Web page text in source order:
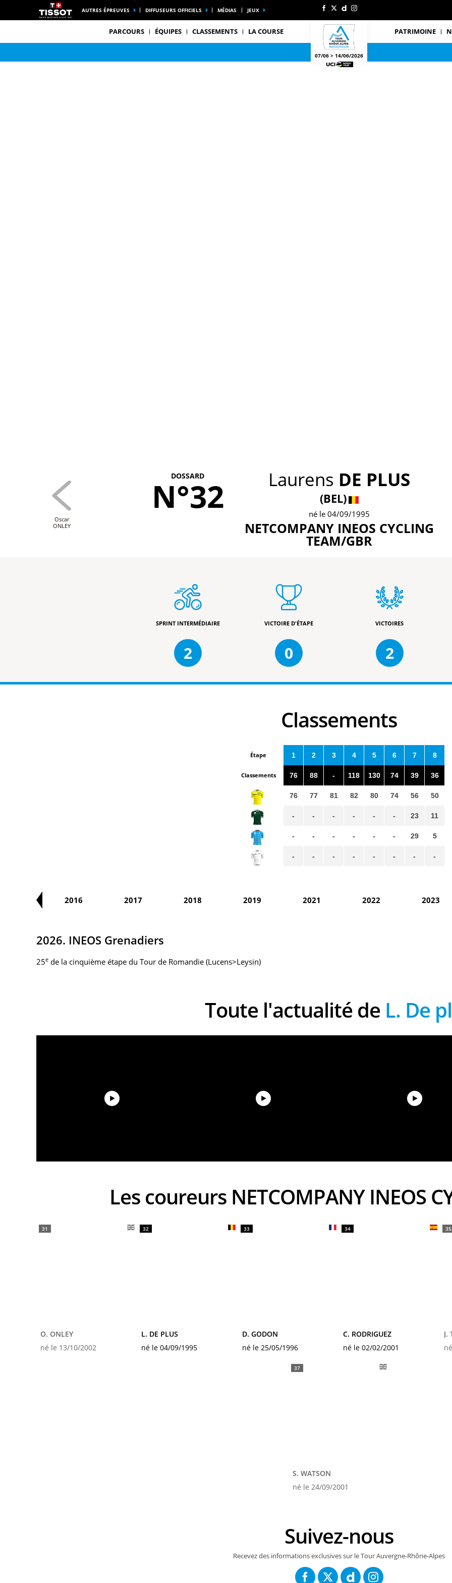
AUTRES ÉPREUVES DIFFUSEURS OFFICIELS MÉDIAS JEUX
PARCOURS ÉQUIPES CLASSEMENTS LA COURSE
07/06 > 14/06/2026
PATRIMOINE
DOSSARD
N°32 Laurens DE PLUS
(BEL)
né le 04/09/1995
NETCOMPANY INEOS CYCLING
TEAM/GBR
Oscar
ONLEY
SPRINT INTERMÉDIAIRE
2
VICTOIRE D'ÉTAPE
0
VICTOIRES
2
Classements
Étape
Classements
1
76
76
-
-
-
2
88
77
-
-
-
3
-
81
-
-
-
4
118
82
-
-
-
5
130
80
-
-
-
6
74
74
-
-
-
7
39
56
23
29
-
8
36
50
11
5
-
2016 2017 2018 2019 2021 2022 2023
2026. INEOS Grenadiers
25e de la cinquième étape du Tour de Romandie (Lucens>Leysin)
Toute l'actualité de L. De
Les coureurs NETCOMPANY INEOS
31
O. ONLEY
né le 13/10/2002
32
L. DE PLUS
né le 04/09/1995
33
D. GODON
né le 25/05/1996
34
C. RODRIGUEZ
né le 02/02/2001
35
J.
37
S. WATSON
né le 24/09/2001
Suivez-nous
Recevez des informations exclusives sur le Tour Auvergne-Rhône-Alpes